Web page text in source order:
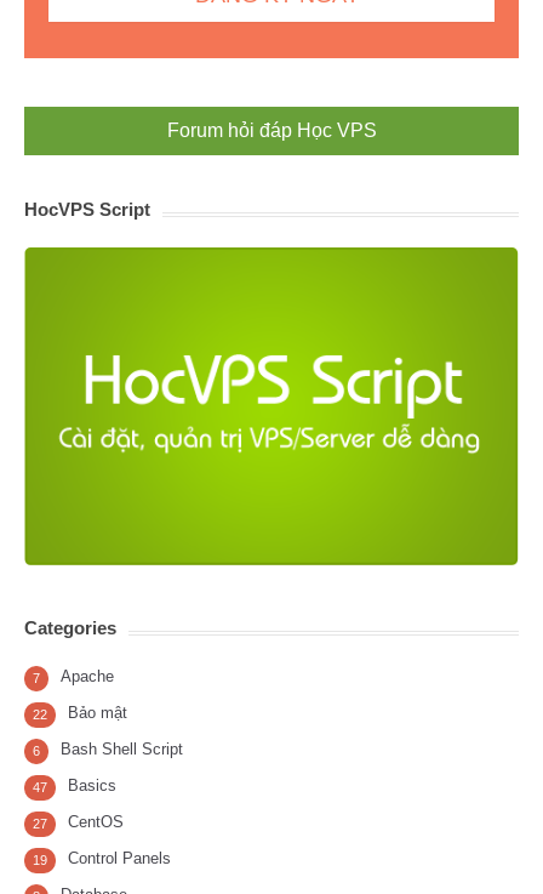
Forum hỏi đáp Học VPS
HocVPS Script
Categories
Apache
7
Bảo mật
22
Bash Shell Script
6
Basics
47
CentOS
27
Control Panels
19